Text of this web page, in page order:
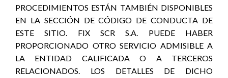
PROCEDIMIENTOS ESTÁN TAMBIÉN DISPONIBLES
EN LA SECCIÓN DE CÓDIGO DE CONDUCTA DE
ESTE SITIO. FIX SCR S.A. PUEDE HABER
PROPORCIONADO OTRO SERVICIO ADMISIBLE A
LA ENTIDAD CALIFICADA O A TERCEROS
RELACIONADOS. LOS DETALLES DE DICHO